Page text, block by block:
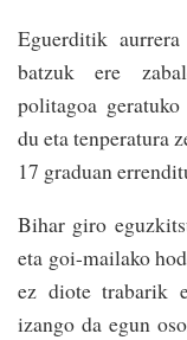
Eguerditik
batzuk ere
politagoa
du eta tenperatura
17 graduan
Bihar giro
eta goi-mailako
ez diote trabarik
izango da egun